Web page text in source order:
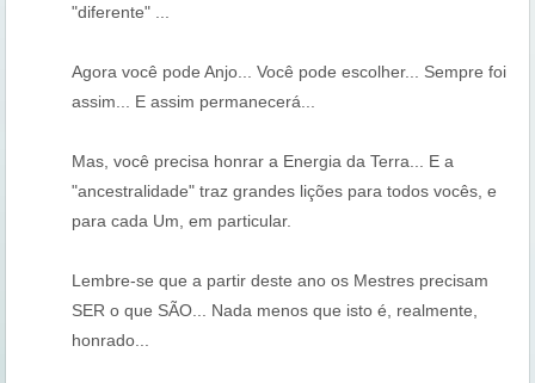
"diferente" ...
Agora você pode Anjo... Você pode escolher... Sempre foi
assim... E assim permanecerá...
Mas, você precisa honrar a Energia da Terra... E a
"ancestralidade" traz grandes lições para todos vocês, e
para cada Um, em particular.
Lembre-se que a partir deste ano os Mestres precisam
SER o que SÃO... Nada menos que isto é, realmente,
honrado...